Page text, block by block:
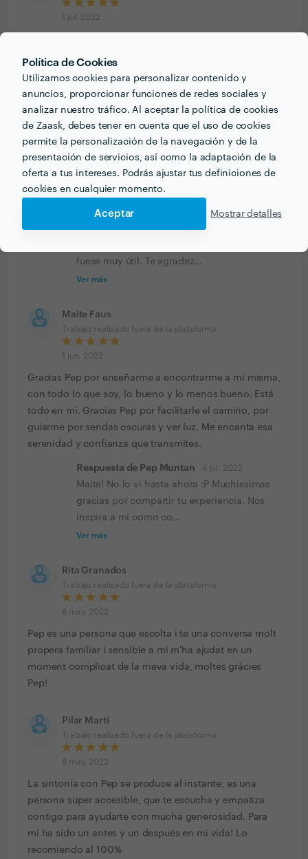
Política de Cookies
Utilizamos cookies para personalizar contenido y
anuncios, proporcionar funciones de redes sociales y
analizar nuestro tráfico. Al aceptar la política de cookies
de Zaask, debes tener en cuenta que el uso de cookies
permite la personalización de la navegación y de la
presentación de servicios, así como la adaptación de la
oferta a tus intereses. Podrás ajustar tus definiciones de
cookies en cualquier momento.
Aceptar Mostrar detalles
1 jul. 2022
Hice las sesiones de manera presencial. Ha sido un
proceso muy positivo para mí y me ha ayudado mucho
con mi vida en general. Ahora tengo claras mis metas
y he aprendido a aceptarme a mí mismo y a mejorar.
Pep es un coach muy atento que escucha, interpreta y
analiza la conversación de manera que uno se da
cuenta de los problemas y lo que hay que hacer para
cambiar. Estoy encantado con la terapia y me ha
funcionado.
Respuesta de Pep Muntan 4 jul. 2022
Fue un placer Jordi acompañarte en este
fuese muy útil. Te agradez...
Ver más
Maite Faus
Trabajo realizado fuera de la plataforma
1 jun. 2022
Gracias Pep por enseñarme a encontrarme a mí misma,
con todo lo que soy, lo bueno y lo menos bueno. Está
todo en mí. Gracias Pep por facilitarle el camino, por
guiarme por sendas oscuras y ver luz. Me encanta esa
serenidad y confianza que transmites.
Respuesta de Pep Muntan 4 jul. 2022
Maite! No lo vi hasta ahora :P Muchissimas
gracias por compartir tu experiencia. Nos
inspira a mi como co...
Ver más
Rita Granados
Trabajo realizado fuera de la plataforma
8 may. 2022
Pep es una persona que escolta i té una conversa molt
propera familiar i sensible a mi m'ha ajudat en un
moment complicat de la meva vida, moltes gràcies
Pep!
Pilar Martí
Trabajo realizado fuera de la plataforma
8 may. 2022
La sintonía con Pep se produce al instante, es una
persona super accesible, que te escucha y empatiza
contigo para ayudarte con mucha generosidad. Para
mi ha sido un antes y un después en mi vida! Lo
recomiendo al 100%